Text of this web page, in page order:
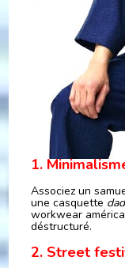
1.
Associez un
une casquette
workwear
déstructuré.
2. Street